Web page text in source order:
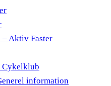
Aktiv Faster
Cykelklub
information